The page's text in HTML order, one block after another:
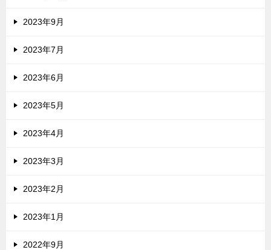
2023年9月
2023年7月
2023年6月
2023年5月
2023年4月
2023年3月
2023年2月
2023年1月
2022年9月